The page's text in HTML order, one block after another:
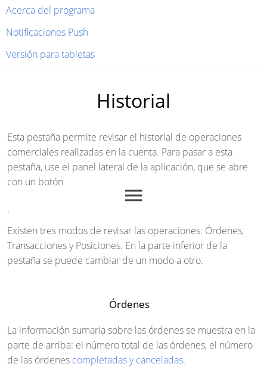
Acerca del programa
Notificaciones Push
Versión para tabletas
Historial
Esta pestaña permite revisar el historial de operaciones
comerciales realizadas en la cuenta. Para pasar a esta
pestaña, use el panel lateral de la aplicación, que se abre
con un botón
.
Existen tres modos de revisar las operaciones: Órdenes,
Transacciones y Posiciones. En la parte inferior de la
pestaña se puede cambiar de un modo a otro.
Órdenes
La información sumaria sobre las órdenes se muestra en la
parte de arriba: el número total de las órdenes, el número
de las órdenes completadas y canceladas.